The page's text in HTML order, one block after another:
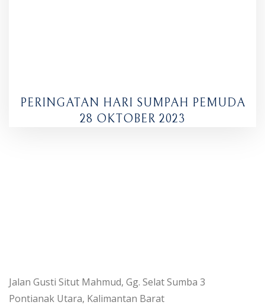
PERINGATAN HARI SUMPAH PEMUDA
28 OKTOBER 2023
Jalan Gusti Situt Mahmud, Gg. Selat Sumba 3
Pontianak Utara, Kalimantan Barat